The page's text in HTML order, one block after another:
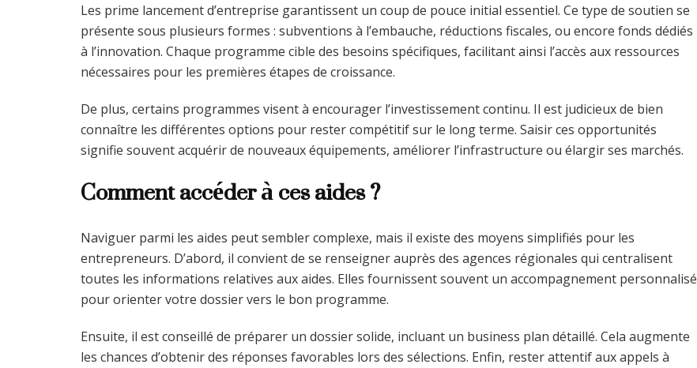
Les prime lancement d’entreprise garantissent un coup de pouce initial essentiel. Ce type de soutien se
présente sous plusieurs formes : subventions à l’embauche, réductions fiscales, ou encore fonds dédiés
à l’innovation. Chaque programme cible des besoins spécifiques, facilitant ainsi l’accès aux ressources
nécessaires pour les premières étapes de croissance.
De plus, certains programmes visent à encourager l’investissement continu. Il est judicieux de bien
connaître les différentes options pour rester compétitif sur le long terme. Saisir ces opportunités
signifie souvent acquérir de nouveaux équipements, améliorer l’infrastructure ou élargir ses marchés.
Comment accéder à ces aides ?
Naviguer parmi les aides peut sembler complexe, mais il existe des moyens simplifiés pour les
entrepreneurs. D’abord, il convient de se renseigner auprès des agences régionales qui centralisent
toutes les informations relatives aux aides. Elles fournissent souvent un accompagnement personnalisé
pour orienter votre dossier vers le bon programme.
Ensuite, il est conseillé de préparer un dossier solide, incluant un business plan détaillé. Cela augmente
les chances d’obtenir des réponses favorables lors des sélections. Enfin, rester attentif aux appels à